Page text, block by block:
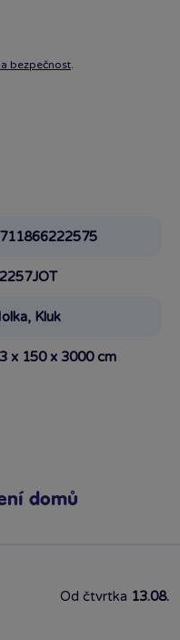
bezpečnost.
Kluk
x 150 x 3000 cm
domů
Od čtvrtka 13.08.